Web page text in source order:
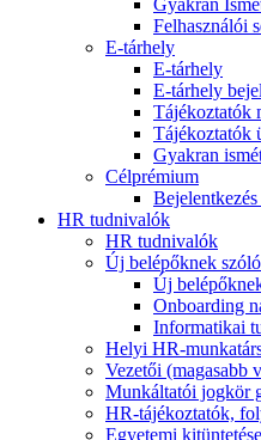
Felhasználói
E-tárhely
E-tárhely
E-tárhely
Tájékoztatók
Tájékoztatók
Gyakran
Célprémium
HR tudnivalók
HR tudnivalók
Új belépőknek
Új
Onboarding
Informatikai
Helyi HR-
Vezetői (magasabb
Munkáltatói jogkör
HR-tájékoztatók,
Egyetemi